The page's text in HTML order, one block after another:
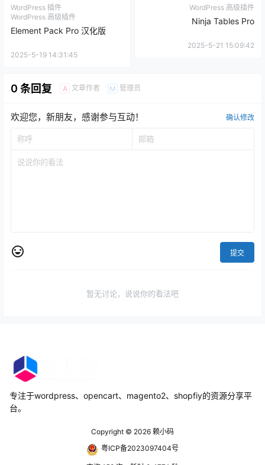
WordPress 插件
WordPress 高级插件
Element Pack Pro 汉化版
2025-5-19 14:31:45
WordPress 高级插件
Ninja Tables Pro
2025-5-21 15:09:42
0 条回复 A 文章作者 M 管理员
欢迎您，新朋友，感谢参与互动！ 确认修改
提交
暂无讨论，说说你的看法吧
专注于wordpress、opencart、magento2、shopfiy的资源分享平
台。
Copyright © 2026 赖小码
粤ICP备2023097404号